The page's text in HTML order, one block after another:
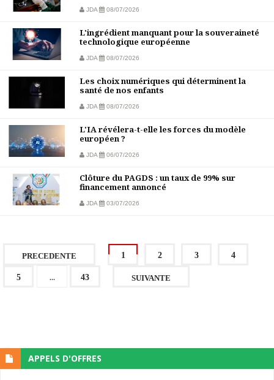
JDA 08/07/2026
L'ingrédient manquant pour la souveraineté
technologique européenne
JDA 08/07/2026
Les choix numériques qui déterminent la
santé de nos enfants
JDA 08/07/2026
L'IA révélera-t-elle les forces du modèle
européen ?
JDA 06/07/2026
Clôture du PAGDS : un taux de 99% sur
financement annoncé
JDA 03/07/2026
PRECEDENTE 1 2 3 4
5 ... 43 SUIVANTE
APPELS D'OFFRES